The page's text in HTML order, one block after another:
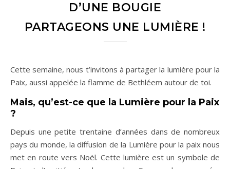
D’UNE BOUGIE
PARTAGEONS UNE LUMIÈRE !
Cette semaine, nous t’invitons à partager la lumière pour la
Paix, aussi appelée la flamme de Bethléem autour de toi.
Mais, qu’est-ce que la Lumière pour la Paix
?
Depuis une petite trentaine d’années dans de nombreux
pays du monde, la diffusion de la Lumière pour la paix nous
met en route vers Noël. Cette lumière est un symbole de